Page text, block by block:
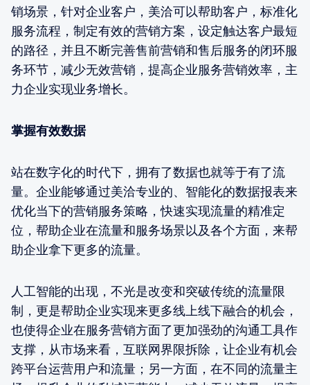
销场景，针对企业客户，美洽可以帮助客户，标准化
服务流程，制定有效的营销方案，设定触达客户最短
的路径，并且不断完善售前营销和售后服务的闭环服
务环节，减少无效营销，提高企业服务营销效率，主
力企业实现业务增长。
掌握有效数据
站在数字化的时代下，拥有了数据也就等于有了流
量。企业能够通过美洽专业的、智能化的数据报表来
优化当下的营销服务策略，快速实现流量的精准定
位，帮助企业在流量和服务场景以及各个方面，来帮
助企业拿下更多的流量。
人工智能的出现，不光是改变和突破传统的流量限
制，更是帮助企业实现来更多线上线下融合的机会，
也使得企业在服务营销方面了更加强劲的沟通工具作
支撑，从市场来看，互联网界限拆除，让企业有机会
跨平台运营用户和流量；另一方面，在不同的流量主